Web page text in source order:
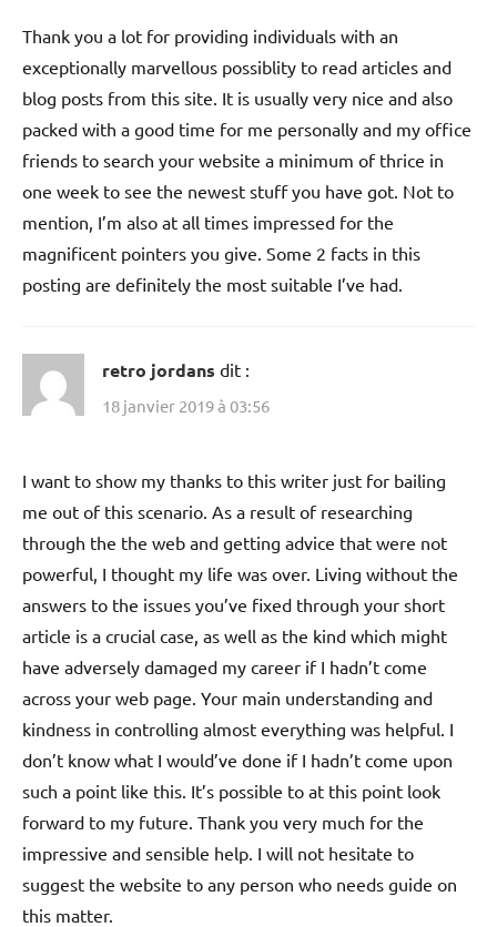
Thank you a lot for providing individuals with an
exceptionally marvellous possiblity to read articles and
blog posts from this site. It is usually very nice and also
packed with a good time for me personally and my office
friends to search your website a minimum of thrice in
one week to see the newest stuff you have got. Not to
mention, I’m also at all times impressed for the
magnificent pointers you give. Some 2 facts in this
posting are definitely the most suitable I’ve had.
retro jordans dit :
18 janvier 2019 à 03:56
I want to show my thanks to this writer just for bailing
me out of this scenario. As a result of researching
through the the web and getting advice that were not
powerful, I thought my life was over. Living without the
answers to the issues you’ve fixed through your short
article is a crucial case, as well as the kind which might
have adversely damaged my career if I hadn’t come
across your web page. Your main understanding and
kindness in controlling almost everything was helpful. I
don’t know what I would’ve done if I hadn’t come upon
such a point like this. It’s possible to at this point look
forward to my future. Thank you very much for the
impressive and sensible help. I will not hesitate to
suggest the website to any person who needs guide on
this matter.